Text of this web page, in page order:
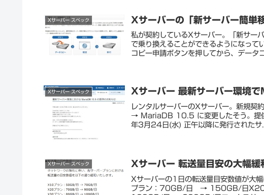
Xサーバー スペック Xサーバーの「新サーバー簡単
私が契約しているXサーバー。「新サー
で乗り換えることができるようになって
コピー申請ボタンを押してから、データ
Xサーバー スペック Xサーバー 最新サーバー環
レンタルサーバーのXサーバー。新規
→ MariaDB 10.5 に変更したそう。
年3月24日(水) 正午以降に発行されたサ...
Xサーバー スペック Xサーバー 転送量目安の大幅緩
Xサーバーの1日の転送量目安数値が
プラン：70GB/日 → 150GB/日